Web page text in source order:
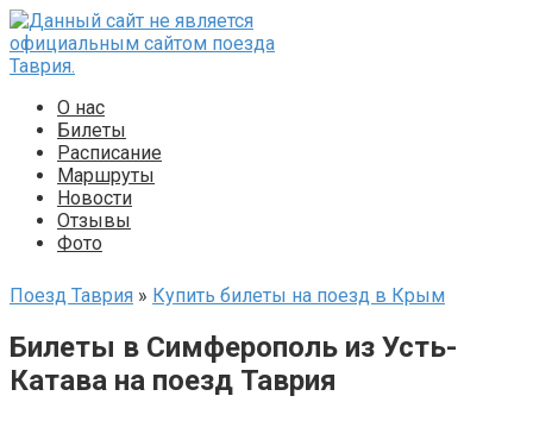
Перейти
к
контенту
О нас
Билеты
Расписание
Маршруты
Новости
Отзывы
Фото
Поезд Таврия » Купить билеты на поезд в Крым
Билеты в Симферополь из Усть-
Катава на поезд Таврия